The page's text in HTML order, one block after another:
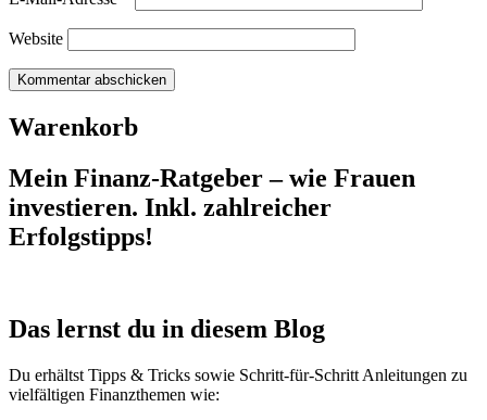
Website
Warenkorb
Mein Finanz-Ratgeber – wie Frauen
investieren. Inkl. zahlreicher
Erfolgstipps!
Das lernst du in diesem Blog
Du erhältst Tipps & Tricks sowie Schritt-für-Schritt Anleitungen zu
vielfältigen Finanzthemen wie: